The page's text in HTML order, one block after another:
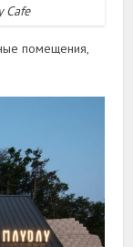
Cafe
помещения,